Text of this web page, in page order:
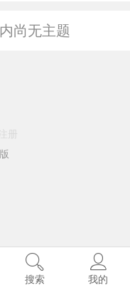
尚无主题
搜索 我的